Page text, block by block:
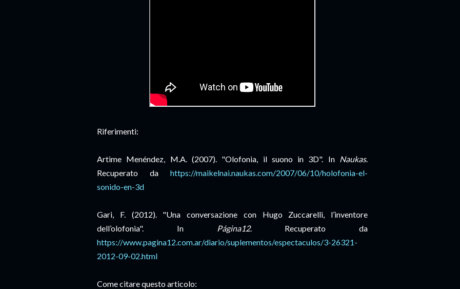
Riferimenti:
Artime Menéndez, M.A. (2007). "Olofonia, il suono in 3D". In Naukas.
Recuperato da https://maikelnai.naukas.com/2007/06/10/holofonia-el-
sonido-en-3d
Gari, F. (2012). "Una conversazione con Hugo Zuccarelli, l’inventore
dell’olofonia". In
Página12. Recuperato da
https://www.pagina12.com.ar/diario/suplementos/espectaculos/3-26321-
2012-09-02.html
Come citare questo articolo: